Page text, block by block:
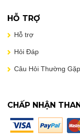
HỖ TRỢ
Hỗ trợ
Hỏi Đáp
Câu Hỏi Thường Gặp
CHẤP NHẬN